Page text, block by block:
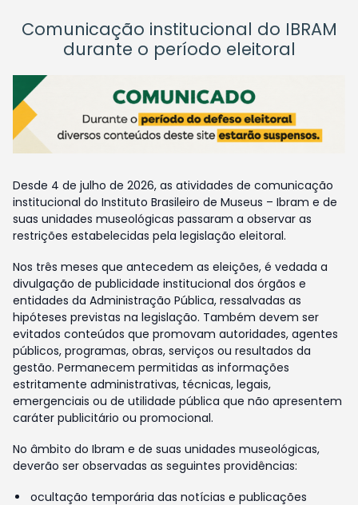
Comunicação institucional do IBRAM
durante o período eleitoral
Desde 4 de julho de 2026, as atividades de comunicação
institucional do Instituto Brasileiro de Museus – Ibram e de
suas unidades museológicas passaram a observar as
restrições estabelecidas pela legislação eleitoral.
Nos três meses que antecedem as eleições, é vedada a
divulgação de publicidade institucional dos órgãos e
entidades da Administração Pública, ressalvadas as
hipóteses previstas na legislação. Também devem ser
evitados conteúdos que promovam autoridades, agentes
públicos, programas, obras, serviços ou resultados da
gestão. Permanecem permitidas as informações
estritamente administrativas, técnicas, legais,
emergenciais ou de utilidade pública que não apresentem
caráter publicitário ou promocional.
No âmbito do Ibram e de suas unidades museológicas,
deverão ser observadas as seguintes providências:
ocultação temporária das notícias e publicações